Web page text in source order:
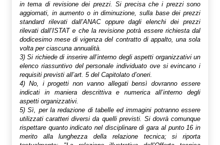
in tema di revisione dei prezzi. Si precisa che i prezzi sono
aggiornati, in aumento o in diminuzione, sulla base dei prezzi
standard rilevati dall’ANAC oppure dagli elenchi dei prezzi
rilevati dall’ISTAT e che la revisione potrà essere richiesta dal
dodicesimo mese di vigenza del contratto di appalto, una sola
volta per ciascuna annualità.
3)Si richiede di inserire all’interno degli aspetti organizzativi un
elenco riassuntivo del personale individuato ove si evincano i
requisiti previsti all’art. 5 del Capitolato d’oneri.
4) No, i progetti non vanno allegati bensì dovranno essere
indicati in maniera descrittiva e numerica all’interno degli
aspetti organizzativi.
5)Sì, per la redazione di tabelle ed immagini potranno essere
utilizzati caratteri diversi da quelli previsti. Si dovrà comunque
rispettare quanto indicato nel disciplinare di gara al punto 16 in
merito alla lunghezza della relazione tecnica; si riporta